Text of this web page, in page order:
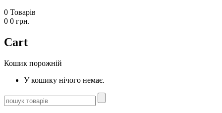
0 Товарів
0 0 грн.
Cart
Кошик порожній
У кошику нічого немає.